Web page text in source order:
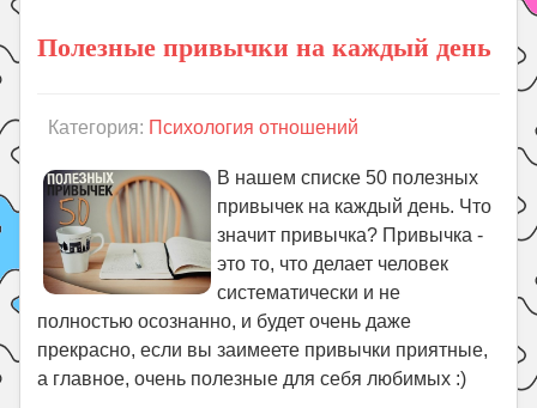
Полезные привычки на каждый день
Категория: Психология отношений
В нашем списке 50 полезных
привычек на каждый день. Что
значит привычка? Привычка -
это то, что делает человек
систематически и не
полностью осознанно, и будет очень даже
прекрасно, если вы заимеете привычки приятные,
а главное, очень полезные для себя любимых :)